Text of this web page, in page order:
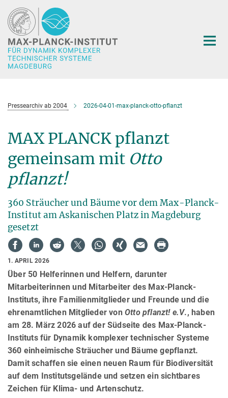
Hauptinhalt
Pressearchiv ab 2004 2026-04-01-max-planck-otto-pflanzt
MAX PLANCK pflanzt
gemeinsam mit Otto
pflanzt!
360 Sträucher und Bäume vor dem Max-Planck-
Institut am Askanischen Platz in Magdeburg
gesetzt
1. APRIL 2026
Über 50 Helferinnen und Helfern, darunter
Mitarbeiterinnen und Mitarbeiter des Max-Planck-
Instituts, ihre Familienmitglieder und Freunde und die
ehrenamtlichen Mitglieder von Otto pflanzt! e.V., haben
am 28. März 2026 auf der Südseite des Max-Planck-
Instituts für Dynamik komplexer technischer Systeme
360 einheimische Sträucher und Bäume gepflanzt.
Damit schaffen sie einen neuen Raum für Biodiversität
auf dem Institutsgelände und setzen ein sichtbares
Zeichen für Klima- und Artenschutz.